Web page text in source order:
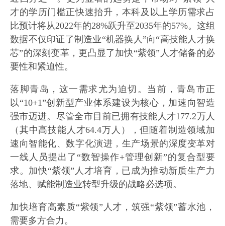
才的学历门槛正快速抬升，本科及以上学历需求占
比预计将从2022年的28%跃升至2035年的57%。这组
数据不仅印证了制造业“机器换人”向“高技能人才换
芯”的深刻变革，更凸显了加快“紫领”人才储备的必
要性和紧迫性。
落脚青岛，这一需求尤为迫切。当前，青岛市正
以“10+1”创新型产业体系建设为核心，加速向智造
强市迈进。尽管全市目前已拥有技能人才177.2万人
（其中高技能人才64.4万人），但随着制造领域加
速向智能化、数字化演进，生产场景的深度变革对
一线人员提出了“数智操作+管理创新”的复合型要
求。加快“紫领”人才培育，已成为推动新质生产力
落地、赋能制造业转型升级的战略必选项。
加快培育高素质“紫领”人才，筑强“紫领”蓄水池，
需要多方合力。